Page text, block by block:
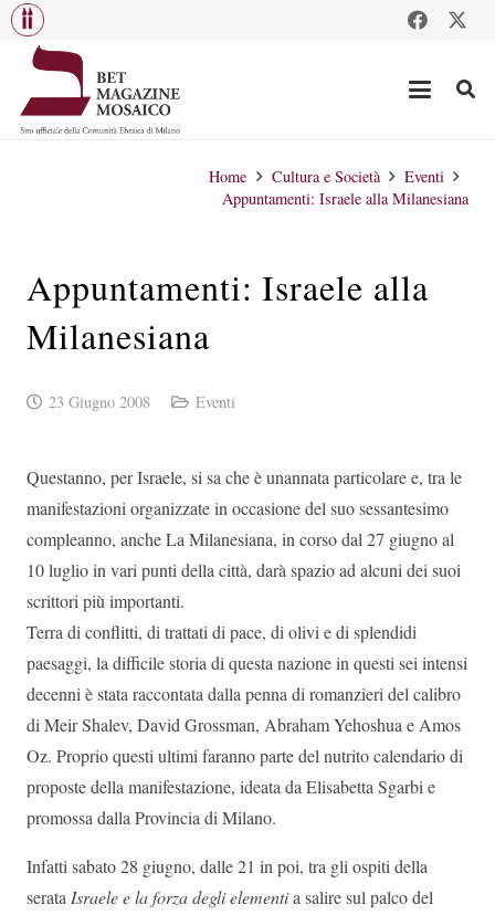
Home Cultura e Società
Eventi
Appuntamenti: Israele alla Milanesiana
Appuntamenti: Israele alla
Milanesiana
23 Giugno 2008 Eventi
Questanno, per Israele, si sa che è unannata particolare e, tra le
manifestazioni organizzate in occasione del suo sessantesimo
compleanno, anche La Milanesiana, in corso dal 27 giugno al
10 luglio in vari punti della città, darà spazio ad alcuni dei suoi
scrittori più importanti.
Terra di conflitti, di trattati di pace, di olivi e di splendidi
paesaggi, la difficile storia di questa nazione in questi sei intensi
decenni è stata raccontata dalla penna di romanzieri del calibro
di Meir Shalev, David Grossman, Abraham Yehoshua e Amos
Oz. Proprio questi ultimi faranno parte del nutrito calendario di
proposte della manifestazione, ideata da Elisabetta Sgarbi e
promossa dalla Provincia di Milano.
Infatti sabato 28 giugno, dalle 21 in poi, tra gli ospiti della
serata Israele e la forza degli elementia salire sul palco del